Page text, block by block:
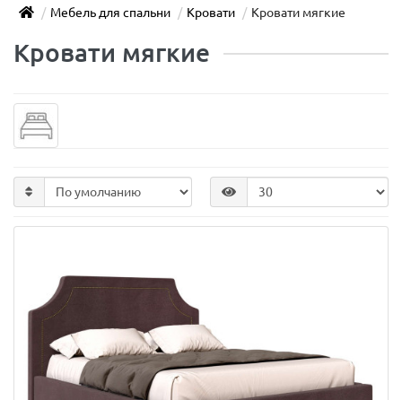
Мебель для спальни Кровати Кровати мягкие
Кровати мягкие